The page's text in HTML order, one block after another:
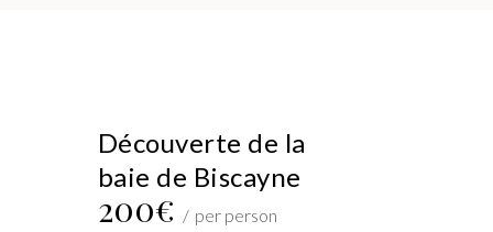
Découverte de la
baie de Biscayne
200€ per person